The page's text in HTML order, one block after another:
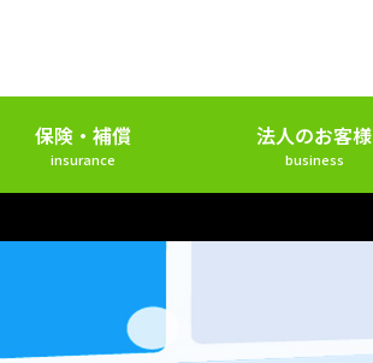
保険・補償
insurance
法人のお客様
business